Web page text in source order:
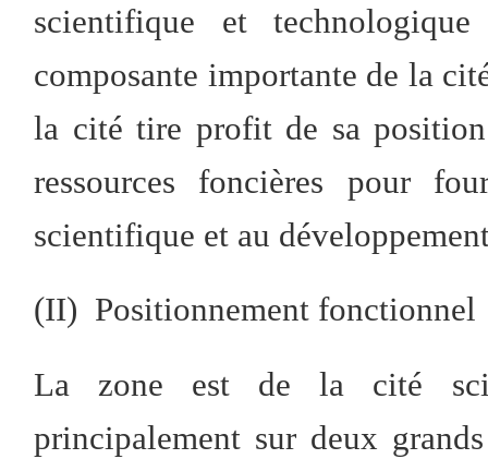
scientifique et
composante importante de la
la cité tire profit de sa position
ressources foncières pour
scientifique et au
(II) Positionnement fonctionnel
La zone est de la cité
principalement sur deux